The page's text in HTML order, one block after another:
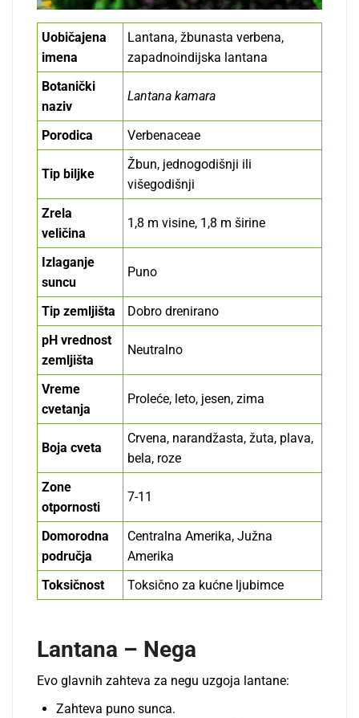
Uobičajena
imena
Lantana, žbunasta verbena,
zapadnoindijska lantana
Botanički
naziv
Lantana kamara
Porodica Verbenaceae
Tip biljke
Žbun, jednogodišnji ili
višegodišnji
Zrela
veličina
1,8 m visine, 1,8 m širine
Izlaganje
suncu
Puno
Tip zemljišta
Dobro drenirano
pH vrednost
zemljišta
Neutralno
Vreme
cvetanja
Proleće, leto, jesen, zima
Boja cveta
Crvena, narandžasta, žuta, plava,
bela, roze
Zone
otpornosti
7-11
Domorodna
područja
Centralna Amerika, Južna
Amerika
Toksičnost
Toksično za kućne ljubimce
Lantana – Nega
Evo glavnih zahteva za negu uzgoja lantane:
Zahteva puno sunca.